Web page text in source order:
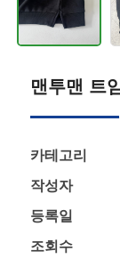
맨투맨 트
카테고리
작성자
등록일
조회수